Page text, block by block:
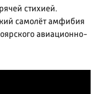
стихией.
самолёт амфибия
авиационно-